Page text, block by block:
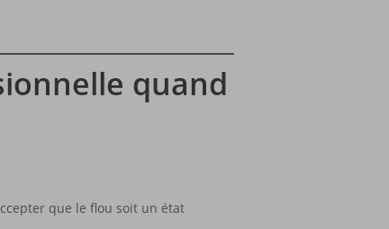
quand
que le flou soit un état